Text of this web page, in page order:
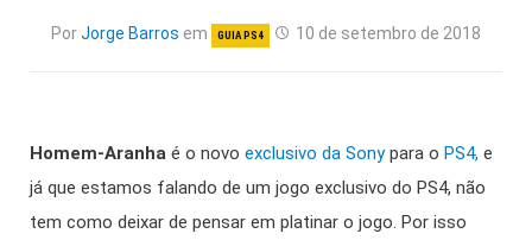
PorJorge Barros em GUIA PS4 10 de setembro de 2018
Homem-Aranha é o novo exclusivo da Sonypara o PS4, e
já que estamos falando de um jogo exclusivo do PS4, não
tem como deixar de pensar em platinar o jogo. Por isso